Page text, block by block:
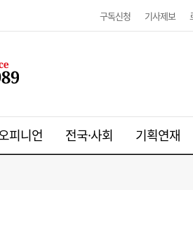
구독신청 기사제보
피니언 전국·사회 기획연재
21:41
웹젠, 2분기 영업익